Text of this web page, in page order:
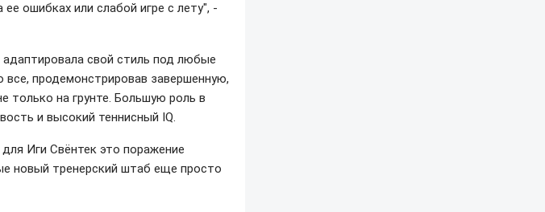
ошибках или слабой игре с лету", -
свой стиль под любые
продемонстрировав завершенную,
только на грунте. Большую роль в
и высокий теннисный IQ.
Иги Свёнтек это поражение
новый тренерский штаб еще просто